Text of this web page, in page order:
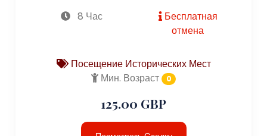
8 Час
Бесплатная
отмена
Посещение Исторических Мест
Мин. Возраст
0
125.00 GBP